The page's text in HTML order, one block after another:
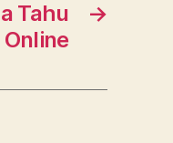
→
Tahu